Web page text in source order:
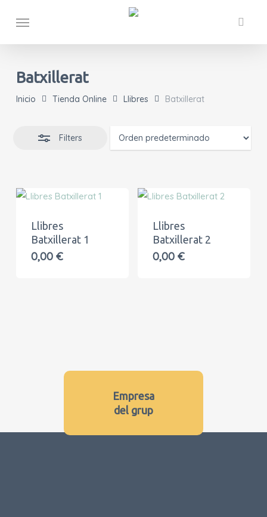
Menu
Batxillerat
Inicio Tienda Online Llibres Batxillerat
Filters
Close
Llibres
Batxillerat 1
0,00 €
Llibres
Batxillerat 2
0,00€
Empresa
del grup